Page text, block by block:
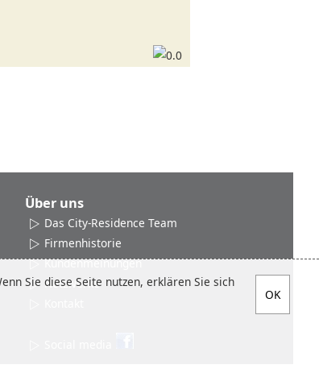
Über uns
Das City-Residence Team
Firmenhistorie
Kundenmeinungen
Netzwerke
Sie diese Seite nutzen, erklären Sie sich